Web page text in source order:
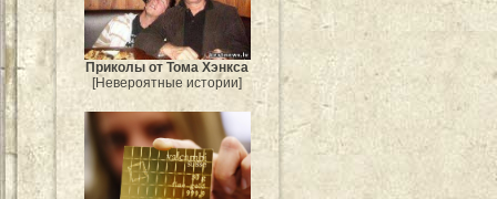
Приколы от Тома Хэнкса
[Невероятные истории]